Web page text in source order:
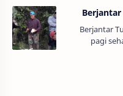
Berjantar
Berjantar
pagi
besinte
Mandi